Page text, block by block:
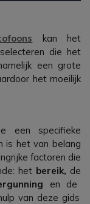
kan het
die het
een grote
het moeilijk
een specifieke
is het van belang
factoren die
het bereik, de
en de
van deze gids